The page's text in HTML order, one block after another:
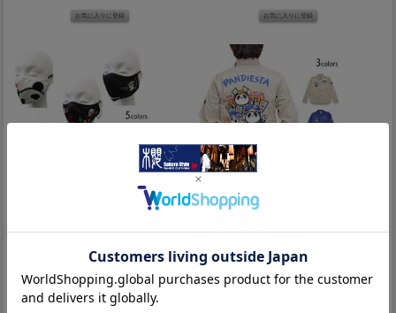
熊猫謹製3D刺繍マスク◆PANDIESTA JAPAN 宇宙警備隊シャツ◆PANDIESTA JAPAN